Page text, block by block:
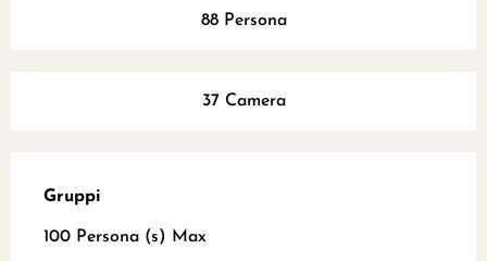
88 Persona
37 Camera
Gruppi
Gruppi
100 Persona (s) Max